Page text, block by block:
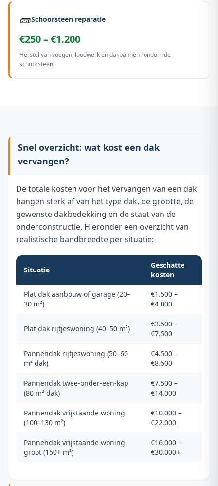
🧱Schoorsteen reparatie
€250 – €1.200
Herstel van voegen, loodwerk en dakpannen rondom de
schoorsteen.
Snel overzicht: wat kost een dak
vervangen?
De totale kosten voor het vervangen van een dak
hangen sterk af van het type dak, de grootte, de
gewenste dakbedekking en de staat van de
onderconstructie. Hieronder een overzicht van
realistische bandbreedte per situatie:
Situatie
Geschatte
kosten
Plat dak aanbouw of garage (20–
30 m²)
€1.500 –
€4.000
Plat dak rijtjeswoning (40–50 m²)
€3.500 –
€7.500
Pannendak rijtjeswoning (50–60
m² dak)
€4.500 –
€8.500
Pannendak twee-onder-een-kap
(80 m² dak)
€7.500 –
€14.000
Pannendak vrijstaande woning
(100–130 m²)
€10.000 –
€22.000
Pannendak vrijstaande woning
groot (150+ m²)
€16.000 –
€30.000+